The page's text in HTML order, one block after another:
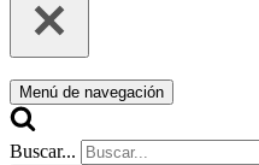
Menú de navegación
Buscar...